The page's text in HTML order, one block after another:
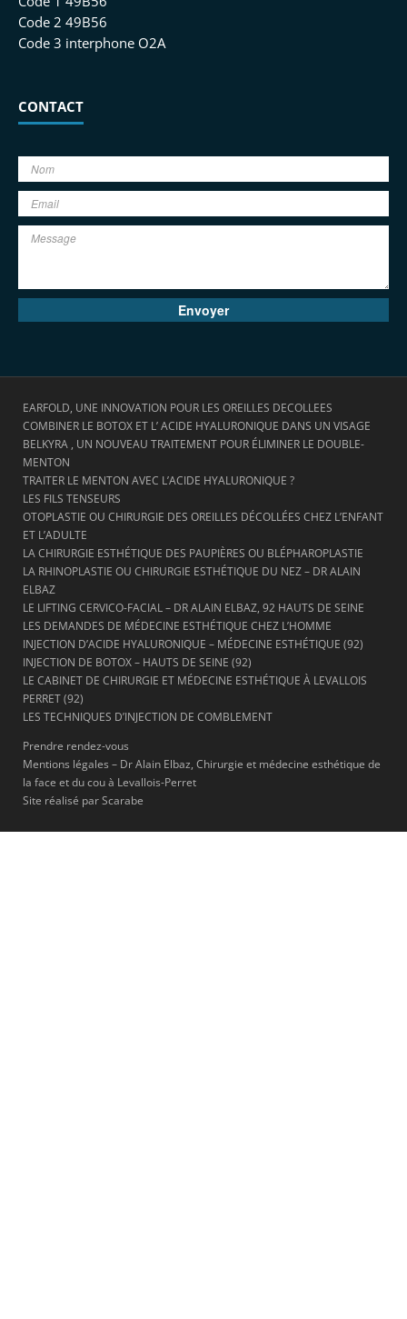
Code 2 49B56
Code 3 interphone O2A
CONTACT
EARFOLD, UNE INNOVATION POUR LES OREILLES DECOLLEES
COMBINER LE BOTOX ET L’ ACIDE HYALURONIQUE DANS UN VISAGE
BELKYRA , UN NOUVEAU TRAITEMENT POUR ÉLIMINER LE DOUBLE-
MENTON
TRAITER LE MENTON AVEC L’ACIDE HYALURONIQUE ?
LES FILS TENSEURS
OTOPLASTIE OU CHIRURGIE DES OREILLES DÉCOLLÉES CHEZ L’ENFANT
ET L’ADULTE
LA CHIRURGIE ESTHÉTIQUE DES PAUPIÈRES OU BLÉPHAROPLASTIE
LA RHINOPLASTIE OU CHIRURGIE ESTHÉTIQUE DU NEZ – DR ALAIN
ELBAZ
LE LIFTING CERVICO-FACIAL – DR ALAIN ELBAZ, 92 HAUTS DE SEINE
LES DEMANDES DE MÉDECINE ESTHÉTIQUE CHEZ L’HOMME
INJECTION D’ACIDE HYALURONIQUE – MÉDECINE ESTHÉTIQUE (92)
INJECTION DE BOTOX – HAUTS DE SEINE (92)
LE CABINET DE CHIRURGIE ET MÉDECINE ESTHÉTIQUE À LEVALLOIS
PERRET (92)
LES TECHNIQUES D’INJECTION DE COMBLEMENT
Prendre rendez-vous
Mentions légales – Dr Alain Elbaz, Chirurgie et médecine esthétique de
la face et du cou à Levallois-Perret
Site réalisé par Scarabe